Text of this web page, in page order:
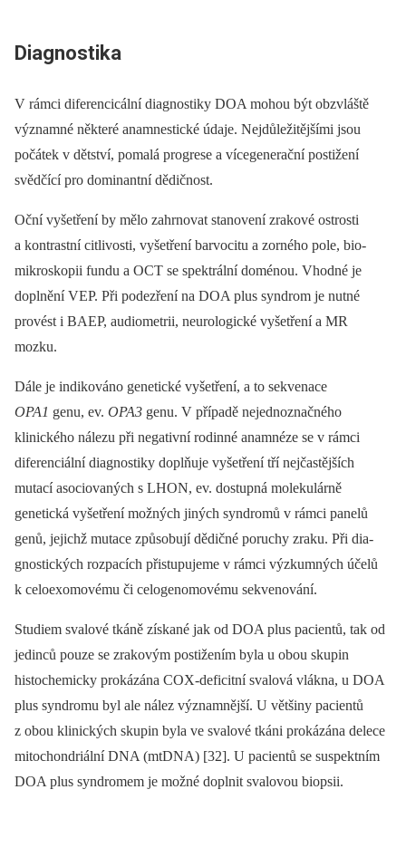
Dia­gnostika
V rámci diferencicální dia­gnostiky DOA mohou být obzvláště
významné ně­kte­ré anamnestické údaje. Nejdůležitějšími jsou
počátek v dětství, pomalá progrese a vícegenerační postižení
svědčící pro dominantní dědičnost.
Oční vyšetření by mělo zahrnovat stanovení zrakové ostrosti
a kontrastní citlivosti, vyšetření barvocitu a zorného pole, bio­
mikroskopii fundu a OCT se spektrální doménou. Vhodné je
doplnění VEP. Při podezření na DOA plus syndrom je nutné
provést i BAEP, audiometrii, neurologické vyšetření a MR
mozku.
Dále je indikováno genetické vyšetření, a to sekvenace
OPA1 genu, ev. OPA3 genu. V případě nejednoznačného
klinického nálezu při negativní rodin­né anamnéze se v rámci
diferenciální dia­gnostiky doplňuje vyšetření tří nejčastějších
mutací asociovaných s LHON, ev. dostupná molekulárně
genetická vyšetření možných jiných syndromů v rámci panelů
genů, jejichž mutace způsobují dědičné poruchy zraku. Při dia­
gnostických rozpacích přistupujeme v rámci výzkumných účelů
k celoexomovému či celogenomovému sekvenování.
Studiem svalové tkáně získané jak od DOA plus pa­cientů, tak od
jedinců pouze se zrakovým postižením byla u obou skupin
histochemicky prokázána COX-deficitní svalová vlákna, u DOA
plus syndromu byl ale nález významnější. U většiny pa­cientů
z obou klinických skupin byla ve svalové tkáni prokázána delece
mitochondriální DNA (mtDNA) [32]. U pa­cientů se suspektním
DOA plus syndromem je možné doplnit svalovou bio­psii.